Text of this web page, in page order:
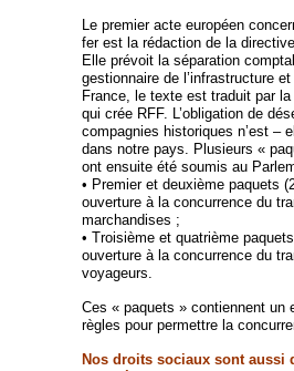
Le premier acte européen
fer est la rédaction de la directive
Elle prévoit la séparation
gestionnaire de l’infrastructure
France, le texte est traduit par
qui crée RFF. L’obligation de
compagnies historiques n’est –
dans notre pays. Plusieurs «
ont ensuite été soumis au
• Premier et deuxième paquets
ouverture à la concurrence du
marchandises ;
• Troisième et quatrième
ouverture à la concurrence du
voyageurs.
Ces « paquets » contiennent un
règles pour permettre la
Nos droits sociaux sont aussi